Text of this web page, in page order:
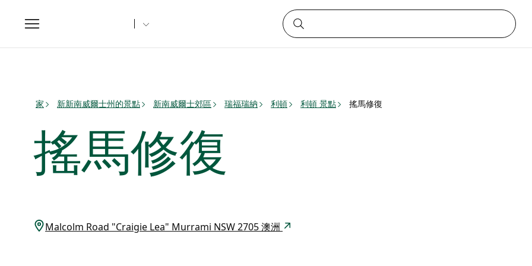
Toggle
navigation
家 新新南威爾士州的景點 新南威爾士郊區 瑞福瑞納 利頓 利頓 景點 搖馬修復
搖馬修復
Malcolm Road "Craigie Lea" Murrami NSW 2705 澳洲